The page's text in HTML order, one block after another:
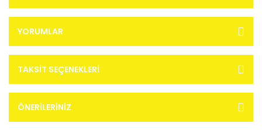
YORUMLAR
TAKSIT SEÇENEKLERI
ÖNERILERINIZ